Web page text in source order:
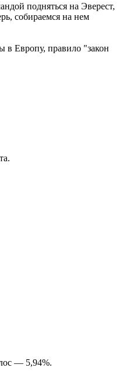
подняться на Эверест,
собираемся на нем
в Европу, правило "закон
— 5,94%.